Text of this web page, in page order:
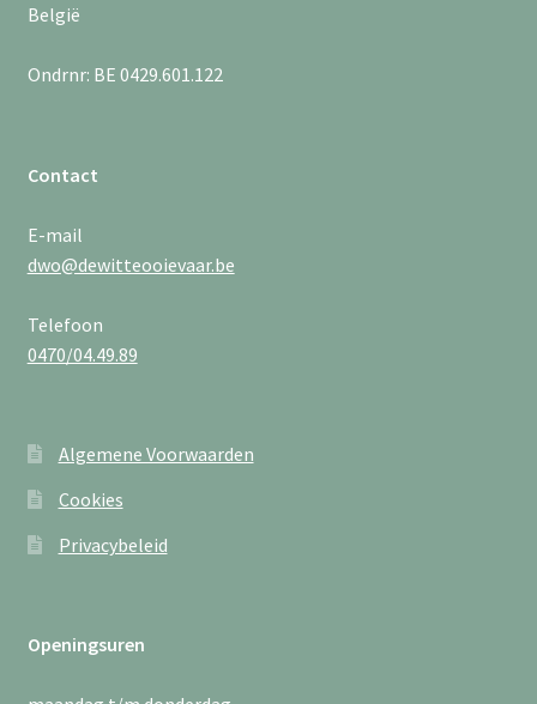
België
Ondrnr: BE 0429.601.122
Contact
E-mail
dwo@dewitteooievaar.be
Telefoon
0470/04.49.89
Algemene Voorwaarden
Cookies
Privacybeleid
Openingsuren